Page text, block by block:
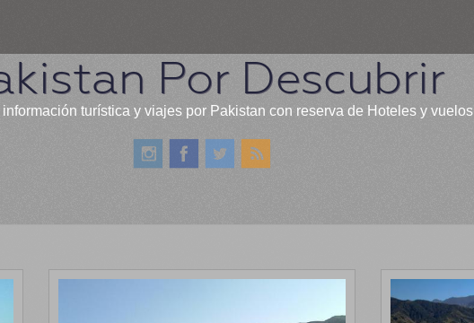
Por Descubrir
turística y viajes por Pakistan con reserva de Hoteles y vuelos